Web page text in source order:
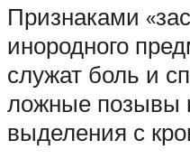
Признаками
инородного
служат боль и
ложные позывы
выделения с